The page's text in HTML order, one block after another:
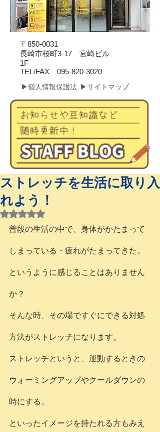
〒850-0031
長崎市桜町3-17 宮崎ビル
1F
​TEL/FAX 095-820-3020
▶個人情報保護法 ▶サイトマップ
ストレッチを生活に取り入
れよう！
5つ星のうちNaNと評価されています。
普段の生活の中で、身体がかたまって
しまっている・疲れがたまってきた。
というように感じることはありません
か？
そんな時、その場ですぐにできる対処
方法がストレッチになります。
ストレッチというと、運動するときの
ウォーミングアップやクールダウンの
時にする。
といったイメージを持たれる方もみえ